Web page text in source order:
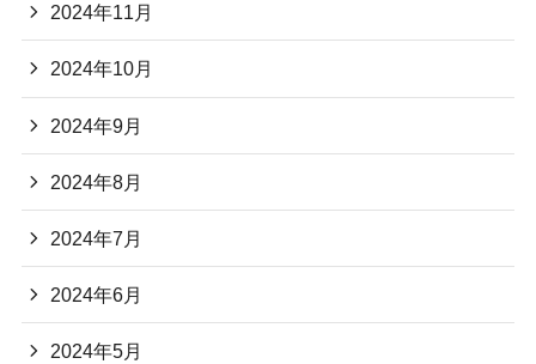
2024年11月
2024年10月
2024年9月
2024年8月
2024年7月
2024年6月
2024年5月